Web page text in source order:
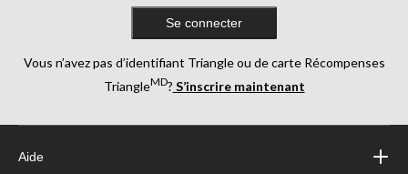
Se connecter
Vous n’avez pas d’identifiant Triangle ou de carte Récompenses
TriangleMD? S’inscrire maintenant
Aide